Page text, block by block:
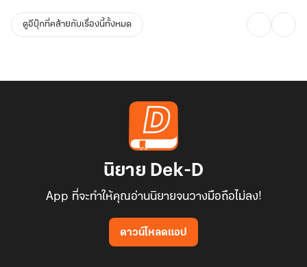
4. เรื่อง เด็กเลี้ยงของอาหมอ เขียนโดย PM.1568 (เร็ว ๆ นี้)
" อย่าคิดว่าเป็นคนฉวย ต้องฉ่องกระจก อะอ้าว เป็นแองเจิ้ล"
จินตนาการของเด็กไม่ควรถูกปิดกั้น ยามนี้เด็กหญิงแก้มซาลาเปานัยน์ตา
เป็นประกายวาววับ ขยับตัวกลม ๆ มือป้อม ๆ แกว่งไปมา ลำขาอันอุดมไป
ด้วยเนื้อนิ่มก้าวผิดจังหวะแต่เต็มไปด้วยความตั้งใจ ร้องเต้นเต็มพลังเกิบ
"แม่ขา ปลายฝนลักจูลี่ไหมคะ"
ชอบความที่เอียงหน้าถามแม่ หัวเราะคิก ๆ มีความสุขยามโยกลงจังหวะ
พลาด แต่ยังเต้นต่อไม่แคร์สิ่งใดในโลกนี้
ดูอีบุ๊กที่คล้ายกับเรื่องนี้ทั้งหมด
นิยาย Dek-D
App ที่จะทำให้คุณอ่านนิยายจนวางมือถือไม่ลง!
ดาวน์โหลดแอป